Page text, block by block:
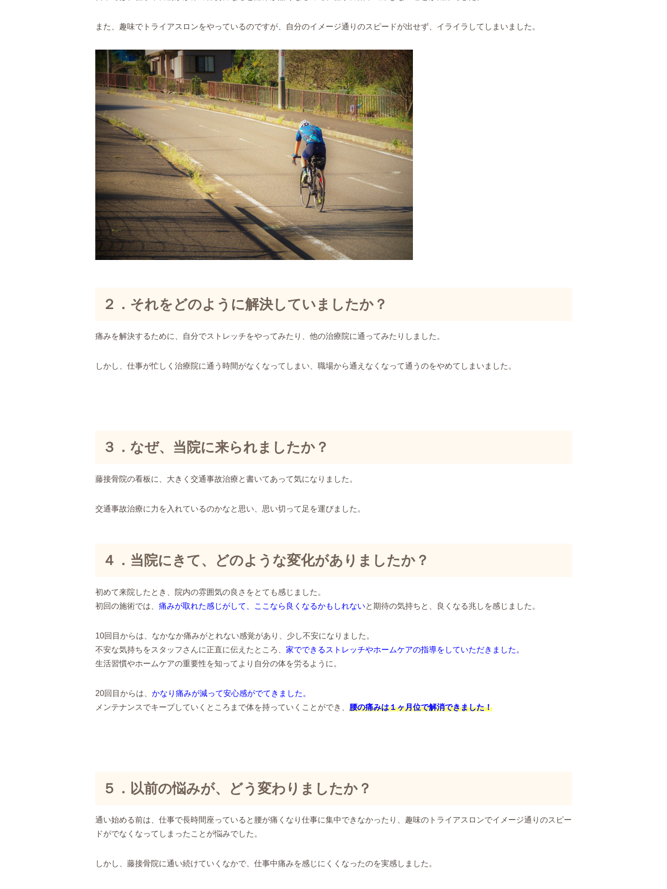
また、趣味でトライアスロンをやっているのですが、自分のイメージ通りのスピードが出せず、イライラしてしまいました。
２．それをどのように解決していましたか？
痛みを解決するために、自分でストレッチをやってみたり、他の治療院に通ってみたりしました。
しかし、仕事が忙しく治療院に通う時間がなくなってしまい、職場から通えなくなって通うのをやめてしまいました。
３．なぜ、当院に来られましたか？
藤接骨院の看板に、大きく交通事故治療と書いてあって気になりました。
交通事故治療に力を入れているのかなと思い、思い切って足を運びました。
４．当院にきて、どのような変化がありましたか？
初めて来院したとき、院内の雰囲気の良さをとても感じました。
初回の施術では、 痛みが取れた感じがして、ここなら良くなるかもしれないと期待の気持ちと、良くなる兆しを感じました。
10回目からは、なかなか痛みがとれない感覚があり、少し不安になりました。
不安な気持ちをスタッフさんに正直に伝えたところ、 家でできるストレッチやホームケアの指導をしていただきました。
生活習慣やホームケアの重要性を知ってより自分の体を労るように。
20回目からは、 かなり痛みが減って安心感がでてきました。
メンテナンスでキープしていくところまで体を持っていくことができ、 腰の痛みは１ヶ月位で解消できました！
５．以前の悩みが、どう変わりましたか？
通い始める前は、仕事で長時間座っていると腰が痛くなり仕事に集中できなかったり、趣味のトライアスロンでイメージ通りのスピー
ドがでなくなってしまったことが悩みでした。
しかし、藤接骨院に通い続けていくなかで、仕事中痛みを感じにくくなったのを実感しました。